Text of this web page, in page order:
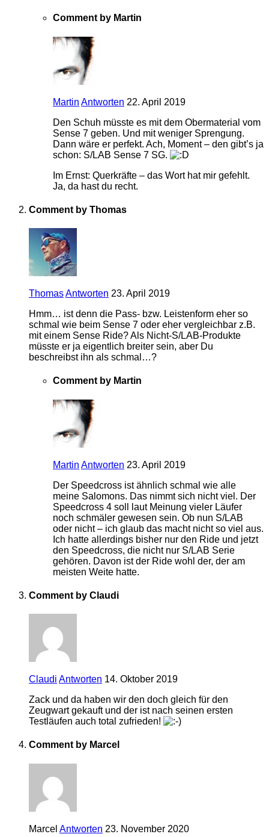
Comment by Martin
Martin Antworten 22. April 2019
Den Schuh müsste es mit dem Obermaterial vom
Sense 7 geben. Und mit weniger Sprengung.
Dann wäre er perfekt. Ach, Moment – den gibt’s ja
schon: S/LAB Sense 7 SG.
Im Ernst: Querkräfte – das Wort hat mir gefehlt.
Ja, da hast du recht.
Comment by Thomas
ThomasAntworten 23. April 2019
Hmm… ist denn die Pass- bzw. Leistenform eher so
schmal wie beim Sense 7 oder eher vergleichbar z.B.
mit einem Sense Ride? Als Nicht-S/LAB-Produkte
müsste er ja eigentlich breiter sein, aber Du
beschreibst ihn als schmal…?
Comment by Martin
Martin Antworten 23. April 2019
Der Speedcross ist ähnlich schmal wie alle
meine Salomons. Das nimmt sich nicht viel. Der
Speedcross 4 soll laut Meinung vieler Läufer
noch schmäler gewesen sein. Ob nun S/LAB
oder nicht – ich glaub das macht nicht so viel aus.
Ich hatte allerdings bisher nur den Ride und jetzt
den Speedcross, die nicht nur S/LAB Serie
gehören. Davon ist der Ride wohl der, der am
meisten Weite hatte.
Comment by Claudi
Claudi Antworten 14. Oktober 2019
Zack und da haben wir den doch gleich für den
Zeugwart gekauft und der ist nach seinen ersten
Testläufen auch total zufrieden!
Comment by Marcel
Marcel Antworten 23. November 2020